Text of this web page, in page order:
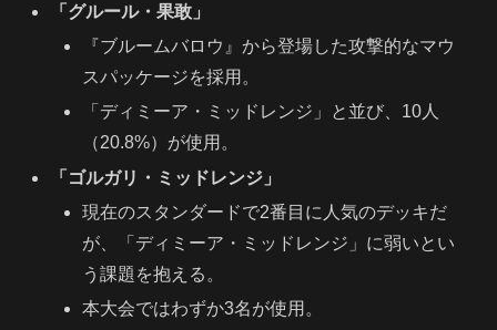
「グルール・果敢」
『ブルームバロウ』から登場した攻撃的なマウ
スパッケージを採用。
「ディミーア・ミッドレンジ」と並び、10人
（20.8%）が使用。
「ゴルガリ・ミッドレンジ」
現在のスタンダードで2番目に人気のデッキだ
が、「ディミーア・ミッドレンジ」に弱いとい
う課題を抱える。
本大会ではわずか3名が使用。